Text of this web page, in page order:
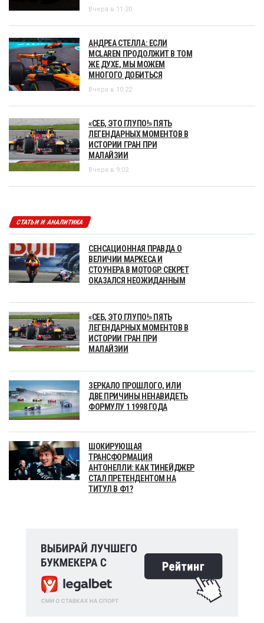
Вчера в 11:20
АНДРЕА СТЕЛЛА: ЕСЛИ
MCLAREN ПРОДОЛЖИТ В ТОМ
ЖЕ ДУХЕ, МЫ МОЖЕМ
МНОГОГО ДОБИТЬСЯ
Вчера в 10:22
«СЕБ, ЭТО ГЛУПО!» ПЯТЬ
ЛЕГЕНДАРНЫХ МОМЕНТОВ В
ИСТОРИИ ГРАН ПРИ
МАЛАЙЗИИ
Вчера в 9:02
СТАТЬИ И АНАЛИТИКА
СЕНСАЦИОННАЯ ПРАВДА О
ВЕЛИЧИИ МАРКЕСА И
СТОУНЕРА В MOTOGP. СЕКРЕТ
ОКАЗАЛСЯ НЕОЖИДАННЫМ
«СЕБ, ЭТО ГЛУПО!» ПЯТЬ
ЛЕГЕНДАРНЫХ МОМЕНТОВ В
ИСТОРИИ ГРАН ПРИ
МАЛАЙЗИИ
ЗЕРКАЛО ПРОШЛОГО, ИЛИ
ДВЕ ПРИЧИНЫ НЕНАВИДЕТЬ
ФОРМУЛУ 1 1998 ГОДА
ШОКИРУЮЩАЯ
ТРАНСФОРМАЦИЯ
АНТОНЕЛЛИ: КАК ТИНЕЙДЖЕР
СТАЛ ПРЕТЕНДЕНТОМ НА
ТИТУЛ В Ф1?